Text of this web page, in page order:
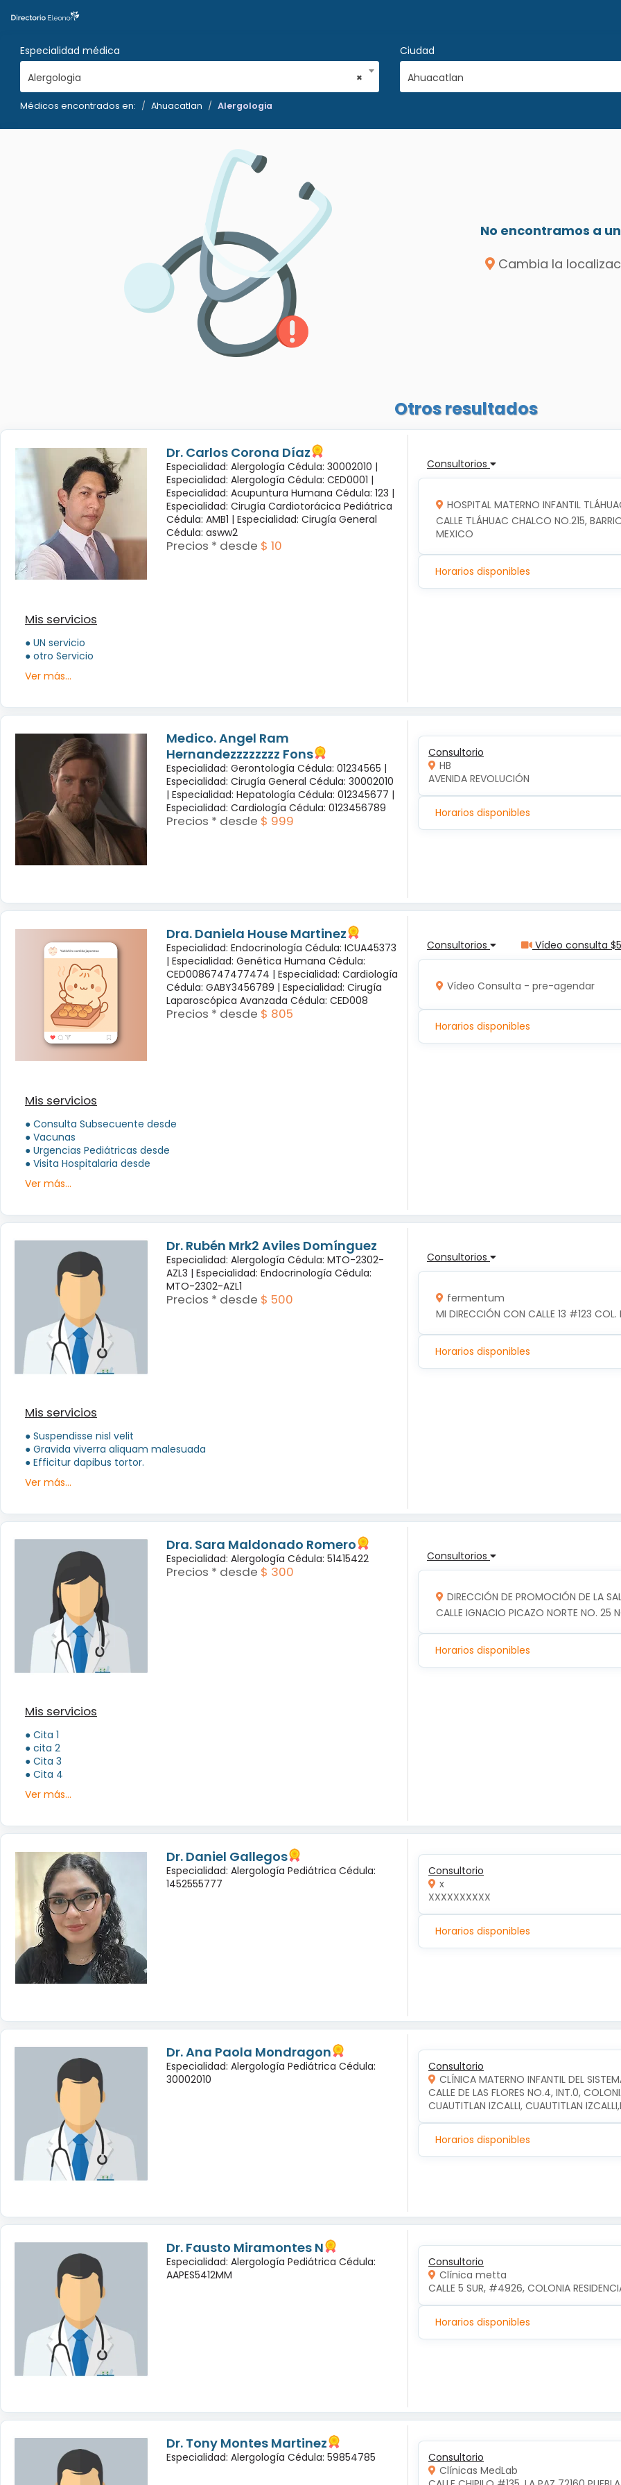
Especialidad médica
×
Alergologia
Ciudad
Ahuacatlan
Médicos encontrados en: Ahuacatlan Alergologia
No encontramos a
Cambia la
Otros resultados
Dr. Carlos Corona Díaz
Especialidad: Alergología Cédula: 30002010 |
Especialidad: Alergología Cédula: CED0001 |
Especialidad: Acupuntura Humana Cédula: 123 |
Especialidad: Cirugía Cardiotorácica Pediátrica
Cédula: AMB1 | Especialidad: Cirugía General
Cédula: asww2
Precios * desde $ 10
Mis servicios
● UN servicio
● otro Servicio
Ver más...
Consultorios
HOSPITAL MATERNO INFANTIL
CALLE TLÁHUAC CHALCO NO.215,
MEXICO
Horarios disponibles
Medico. Angel Ram
Hernandezzzzzzzz Fons
Especialidad: Gerontología Cédula: 01234565 |
Especialidad: Cirugía General Cédula: 30002010
| Especialidad: Hepatología Cédula: 012345677 |
Especialidad: Cardiología Cédula: 0123456789
Precios * desde $ 999
Consultorio
HB
AVENIDA REVOLUCIÓN
Horarios disponibles
Dra. Daniela House Martinez
Especialidad: Endocrinología Cédula: ICUA45373
| Especialidad: Genética Humana Cédula:
CED0086747477474 | Especialidad: Cardiología
Cédula: GABY3456789 | Especialidad: Cirugía
Laparoscópica Avanzada Cédula: CED008
Precios * desde $ 805
Mis servicios
● Consulta Subsecuente desde
● Vacunas
● Urgencias Pediátricas desde
● Visita Hospitalaria desde
Ver más...
Consultorios Vídeo consulta
Vídeo Consulta - pre-agendar
Horarios disponibles
Dr. Rubén Mrk2 Aviles Domínguez
Especialidad: Alergología Cédula: MTO-2302-
AZL3 | Especialidad: Endocrinología Cédula:
MTO-2302-AZL1
Precios * desde $ 500
Mis servicios
● Suspendisse nisl velit
● Gravida viverra aliquam malesuada
● Efficitur dapibus tortor.
Ver más...
Consultorios
fermentum
MI DIRECCIÓN CON CALLE 13 #123 COL.
Horarios disponibles
Dra. Sara Maldonado Romero
Especialidad: Alergología Cédula: 51415422
Precios * desde $ 300
Mis servicios
● Cita 1
● cita 2
● Cita 3
● Cita 4
Ver más...
Consultorios
DIRECCIÓN DE PROMOCIÓN DE LA
CALLE IGNACIO PICAZO NORTE NO. 25
Horarios disponibles
Dr. Daniel Gallegos
Especialidad: Alergología Pediátrica Cédula:
1452555777
Consultorio
x
XXXXXXXXXX
Horarios disponibles
Dr. Ana Paola Mondragon
Especialidad: Alergología Pediátrica Cédula:
30002010
Consultorio
CLÍNICA MATERNO INFANTIL DEL
CALLE DE LAS FLORES NO.4, INT.0,
CUAUTITLAN IZCALLI, CUAUTITLAN
Horarios disponibles
Dr. Fausto Miramontes N
Especialidad: Alergología Pediátrica Cédula:
AAPES5412MM
Consultorio
Clínica metta
CALLE 5 SUR, #4926, COLONIA
Horarios disponibles
Dr. Tony Montes Martinez
Especialidad: Alergología Cédula: 59854785
Consultorio
Clínicas MedLab